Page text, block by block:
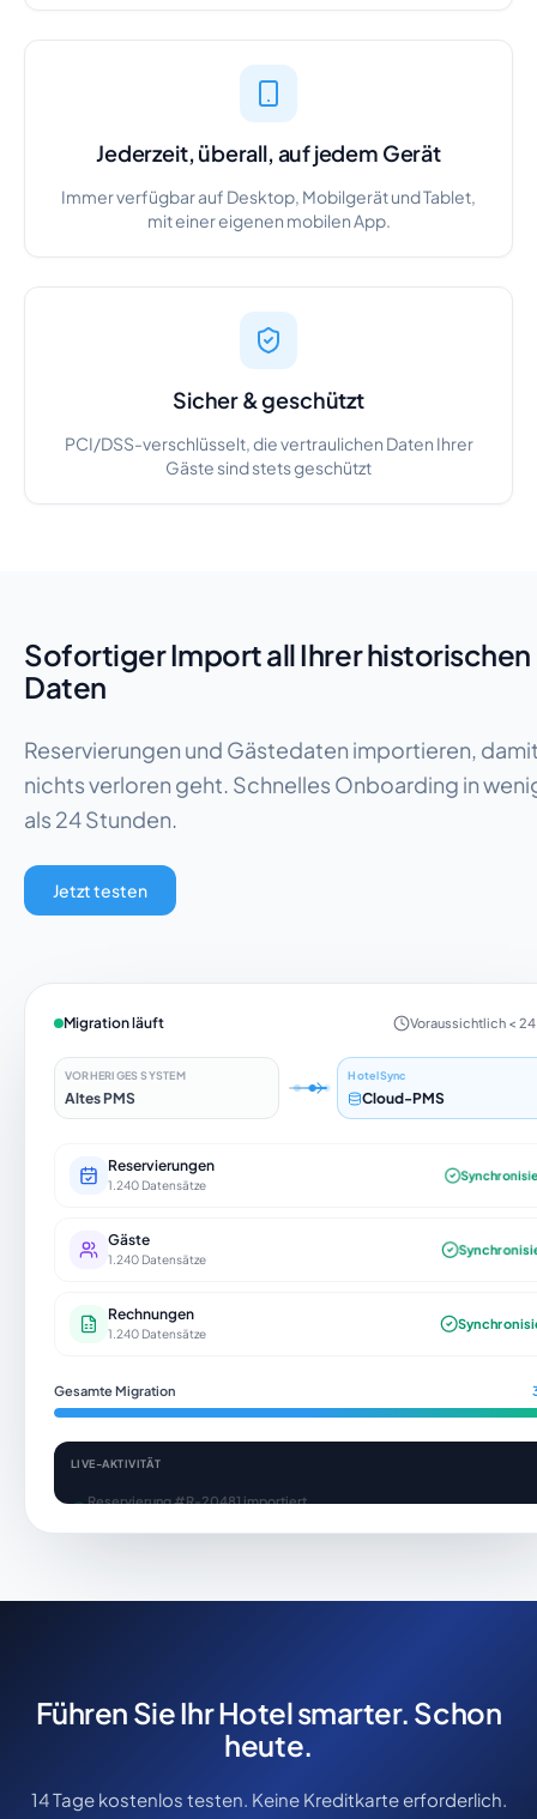
Jederzeit, überall, auf jedem Gerät
Immer verfügbar auf Desktop, Mobilgerät und Tablet,
mit einer eigenen mobilen App.
Sicher & geschützt
PCI/DSS-verschlüsselt, die vertraulichen Daten Ihrer
Gäste sind stets geschützt
Sofortiger Import all Ihrer historischen
Daten
Reservierungen und Gästedaten importieren,
nichts verloren geht. Schnelles Onboarding in
als 24 Stunden.
Jetzt testen
Migration läuft Voraussichtlich <
VORHERIGES SYSTEM
Altes PMS
HotelSync
Cloud-PMS
Reservierungen
1.240 Datensätze
Gäste
1.240 Datensätze
Rechnungen
1.240 Datensätze
Gesamte Migration
LIVE-AKTIVITÄT
Reservierung #R-20481 importiert
Führen Sie Ihr Hotel smarter. Schon
heute.
14 Tage kostenlos testen. Keine Kreditkarte erforderlich.